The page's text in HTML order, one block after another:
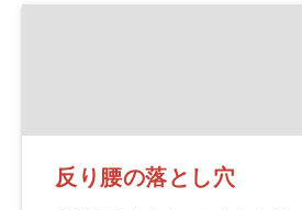
反り腰の落とし穴